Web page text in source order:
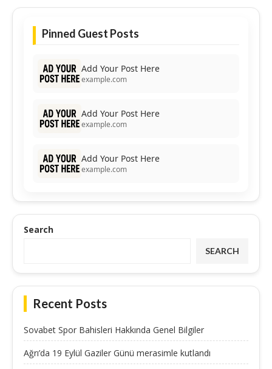
Pinned Guest Posts
Add Your Post Here
example.com
Add Your Post Here
example.com
Add Your Post Here
example.com
Search
SEARCH
Recent Posts
Sovabet Spor Bahisleri Hakkında Genel Bilgiler
Ağrı’da 19 Eylül Gaziler Günü merasimle kutlandı